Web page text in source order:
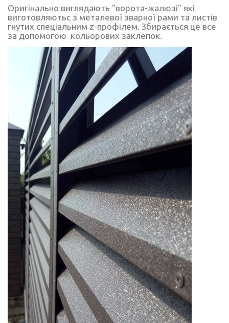
Оригінально виглядають "ворота-жалюзі" які
виготовляютьс з металевої зварної рами та листів
гнутих спеціальним z-профілем. Збирається це все
за допомогою кольорових заклепок.